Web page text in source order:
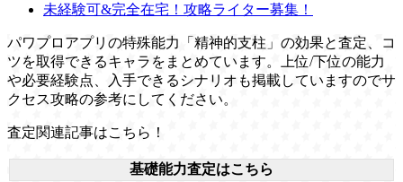
未経験可&完全在宅！攻略ライター募集！
パワプロアプリの特殊能力「精神的支柱」の効果と査定、コ
ツを取得できるキャラをまとめています。上位/下位の能力
や必要経験点、入手できるシナリオも掲載していますのでサ
クセス攻略の参考にしてください。
査定関連記事はこちら！
基礎能力査定はこちら